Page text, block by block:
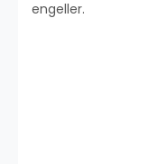
engeller.